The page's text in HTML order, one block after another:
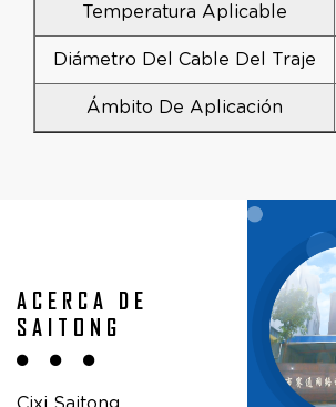
Temperatura Aplicable
Diámetro Del Cable Del Traje
Ámbito De Aplicación
ACERCA DE
SAITONG